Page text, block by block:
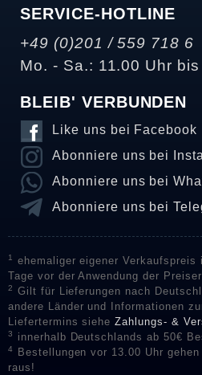
SERVICE-HOTLINE
+49 (0)201 / 559 718 6
Mo. - Sa.: 11.00 Uhr
BLEIB' VERBUNDEN
Like uns bei Facebook
Abonniere uns bei
Abonniere uns bei
Abonniere uns bei
1
ehemaliger eigener
Tage vor der Anwendung der
2
Gilt für Lieferungen nach
andere Länder und Informationen
Liefertermins sieheZahlungs- &
3 innerhalb Deutschlands ab 50€
4
Bestellungen vor 13.00 Uhr
raus!